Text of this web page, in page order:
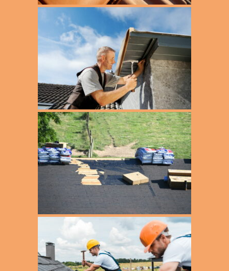
Holzbau
Metalldächer
Schieferdach
Schornsteinkopfsanierung
Schornsteinverkleidung
Sturmschaden
Terrassenbau
Terrassensanierung
Norderstedt
Osdorf Lurup
Othmarschen Ottensen
Pinneberg
Qiuckborn Ellerau
Quickborn Ellerau
Rahlstedt
Rellingen
Sasel Hummelsbüttel Wellingsbüttel
Poppenbüttel
Schenefeld Sülldorf
Schleswig Holstein
Schnelsen Niendorf
Tangstedt